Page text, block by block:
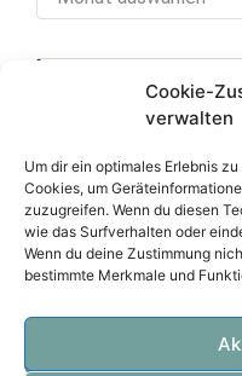
Cookie-
verwalten
Um dir ein optimales Erlebnis
Cookies, um
zuzugreifen. Wenn du diesen
wie das Surfverhalten oder
Wenn du deine Zustimmung
bestimmte Merkmale und
[cookies_revoke]
Über diese Seite
Datenschutzerklärung